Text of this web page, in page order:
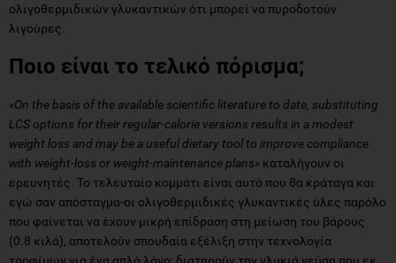
ολιγοθερμιδικών γλυκαντικών ότι μπορεί να πυροδοτούν
λιγούρες.
Ποιο είναι το τελικό πόρισμα;
«On the basis of the available scientific literature to date, substituting
LCS options for their regular-calorie versions results in a modest
weight loss and may be a useful dietary tool to improve compliance
with weight-loss or weight-maintenance plans» καταλήγουν οι
ερευνητές. Το τελευταίο κομμάτι είναι αυτό που θα κράταγα και
εγώ σαν απόσταγμα-οι ολιγοθερμιδικές γλυκαντικές ύλες παρόλο
που φαίνεται να έχουν μικρή επίδραση στη μείωση του βάρους
(0.8 κιλά), αποτελούν σπουδαία εξέλιξη στην τεχνολογία